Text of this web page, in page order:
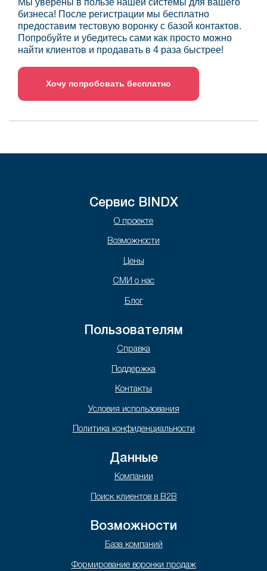
Мы уверены в пользе нашей системы для вашего
бизнеса! После регистрации мы бесплатно
предоставим тестовую воронку с базой контактов.
Попробуйте и убедитесь сами как просто можно
найти клиентов и продавать в 4 раза быстрее!
Хочу попробовать бесплатно
Сервис BINDX
О проекте
Возможности
Цены
СМИ о нас
Блог
Пользователям
Справка
Поддержка
Контакты
Условия использования
Политика конфиденциальности
Данные
Компании
Поиск клиентов в B2B
Возможности
База компаний
Формирование воронки продаж